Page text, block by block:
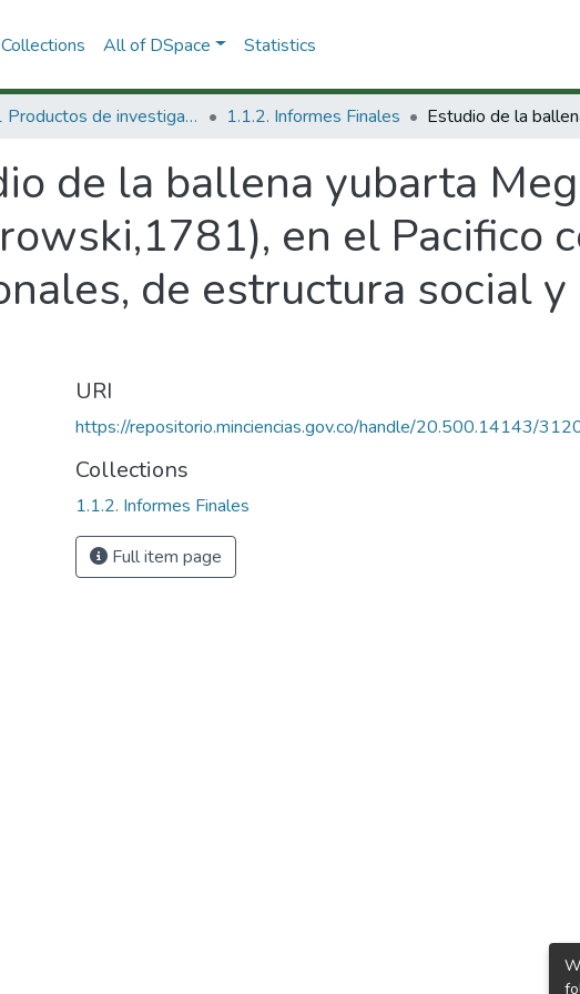
All of DSpace Statistics
1.1 Productos de investigación 1.1.2. Informes Finales
de la ballena yubarta
en el Pacifico
de estructura social y
URI
https://repositorio.minciencias.gov.co/handle/20.500.14143/
Collections
1.1.2. Informes Finales
Full item page